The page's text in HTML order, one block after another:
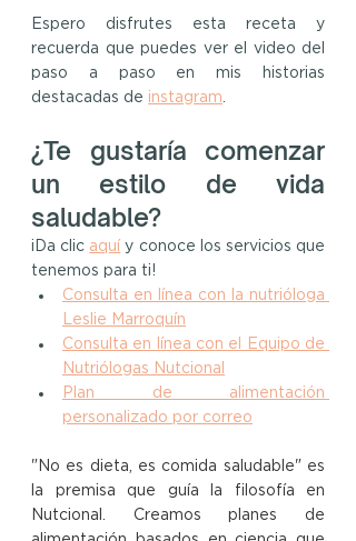
Espero disfrutes esta receta y
recuerda que puedes ver el video del
paso a paso en mis historias
destacadas de instagram.
¿Te gustaría comenzar
un estilo de vida
saludable?
¡Da clic aquí y conoce los servicios que
tenemos para ti!
Consulta en línea con la nutrióloga
Leslie Marroquín
Consulta en línea con el Equipo de
Nutriólogas Nutcional
Plan de alimentación
personalizado por correo
"No es dieta, es comida saludable" es
la premisa que guía la filosofía en
Nutcional. Creamos planes de